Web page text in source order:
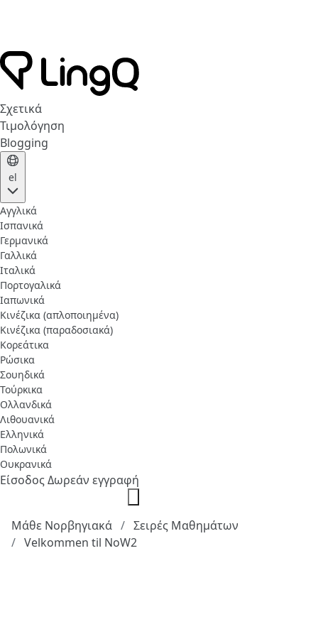
Σχετικά
Τιμολόγηση
Blogging
el
Αγγλικά
Ισπανικά
Γερμανικά
Γαλλικά
Ιταλικά
Πορτογαλικά
Ιαπωνικά
Κινέζικα (απλοποιημένα)
Κινέζικα (παραδοσιακά)
Κορεάτικα
Ρώσικα
Σουηδικά
Τούρκικα
Ολλανδικά
Λιθουανικά
Ελληνικά
Πολωνικά
Ουκρανικά
ΕίσοδοςΔωρεάν εγγραφή
Μάθε Νορβηγιακά
Σειρές Μαθημάτων
Velkommen til NoW2